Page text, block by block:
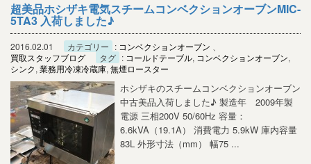
超美品ホシザキ電気スチームコンベクションオーブンMIC-
5TA3 入荷しました♪
2016.02.01 カテゴリー : コンベクションオーブン
買取スタッフブログ
タグ : コールドテーブル, コンベクションオーブン,
シンク, 業務用冷凍冷蔵庫, 無煙ロースター
ホシザキのスチームコンベクションオーブン
中古美品入荷しました♪ 製造年 2009年製
電源 三相200V 50/60Hz 容量：
6.6kVA（19.1A） 消費電力 5.9kW 庫内容量
83L 外形寸法（mm） 幅75 ...